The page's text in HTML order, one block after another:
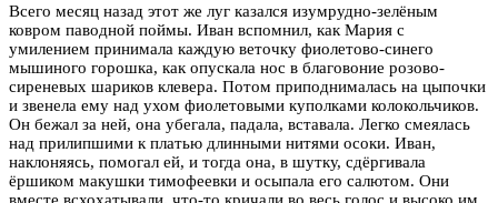
Всего месяц назад этот же луг казался изумрудно-зелёным
ковром паводной поймы. Иван вспомнил, как Мария с
умилением принимала каждую веточку фиолетово-синего
мышиного горошка, как опускала нос в благовоние розово-
сиреневых шариков клевера. Потом приподнималась на цыпочки
и звенела ему над ухом фиолетовыми куполками колокольчиков.
Он бежал за ней, она убегала, падала, вставала. Легко смеялась
над прилипшими к платью длинными нитями осоки. Иван,
наклоняясь, помогал ей, и тогда она, в шутку, сдёргивала
ёршиком макушки тимофеевки и осыпала его салютом. Они